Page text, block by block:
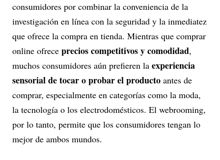
consumidores por combinar la conveniencia de la
investigación en línea con la seguridad y la inmediatez
que ofrece la compra en tienda. Mientras que comprar
online ofrece precios competitivos y comodidad,
muchos consumidores aún prefieren la experiencia
sensorial de tocar o probar el producto antes de
comprar, especialmente en categorías como la moda,
la tecnología o los electrodomésticos. El webrooming,
por lo tanto, permite que los consumidores tengan lo
mejor de ambos mundos.